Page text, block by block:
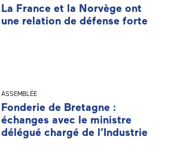
La France et la Norvège ont
une relation de défense forte
ASSEMBLÉE
Fonderie de Bretagne :
échanges avec le ministre
délégué chargé de l’Industrie